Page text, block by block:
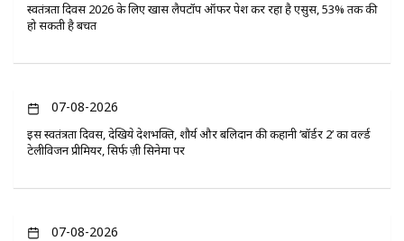
स्वतंत्रता दिवस 2026 के लिए खास लैपटॉप ऑफर पेश कर रहा है एसुस, 53% तक की
हो सकती है बचत
07-08-2026
इस स्वतंत्रता दिवस, देखिये देशभक्ति, शौर्य और बलिदान की कहानी ‘बॉर्डर 2’ का वर्ल्ड
टेलीविजन प्रीमियर, सिर्फ ज़ी सिनेमा पर
07-08-2026